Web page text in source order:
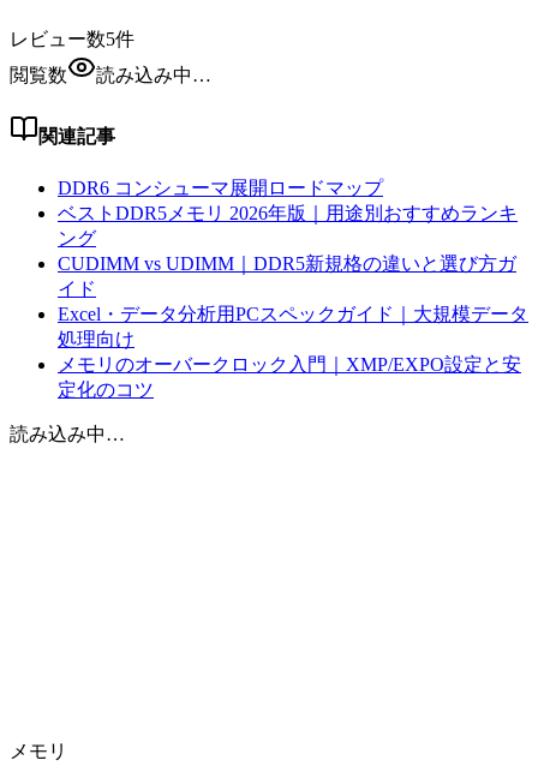
レビュー数5件
閲覧数
読み込み中…
関連記事
DDR6 コンシューマ展開ロードマップ
ベストDDR5メモリ 2026年版｜用途別おすすめランキ
ング
CUDIMM vs UDIMM｜DDR5新規格の違いと選び方ガ
イド
Excel・データ分析用PCスペックガイド｜大規模データ
処理向け
メモリのオーバークロック入門｜XMP/EXPO設定と安
定化のコツ
読み込み中…
メモリ